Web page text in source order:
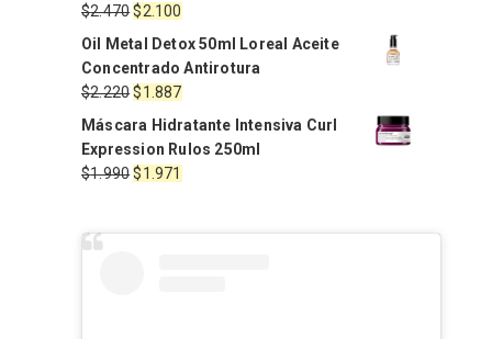
$2.470El
precio
original
era:
$2.470.
$2.100
precio
actual
es:
$2.100.
Oil Metal Detox 50ml Loreal Aceite
Concentrado Antirotura
$2.220El
precio
original
era:
$2.220.
$1.887El
actual
es:
$1.887.
Máscara Hidratante Intensiva Curl
Expression Rulos 250ml
$1.990El
$1.971